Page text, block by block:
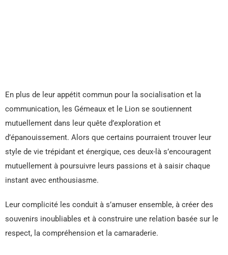
En plus de leur appétit commun pour la socialisation et la
communication, les Gémeaux et le Lion se soutiennent
mutuellement dans leur quête d’exploration et
d’épanouissement. Alors que certains pourraient trouver leur
style de vie trépidant et énergique, ces deux-là s’encouragent
mutuellement à poursuivre leurs passions et à saisir chaque
instant avec enthousiasme.
Leur complicité les conduit à s’amuser ensemble, à créer des
souvenirs inoubliables et à construire une relation basée sur le
respect, la compréhension et la camaraderie.